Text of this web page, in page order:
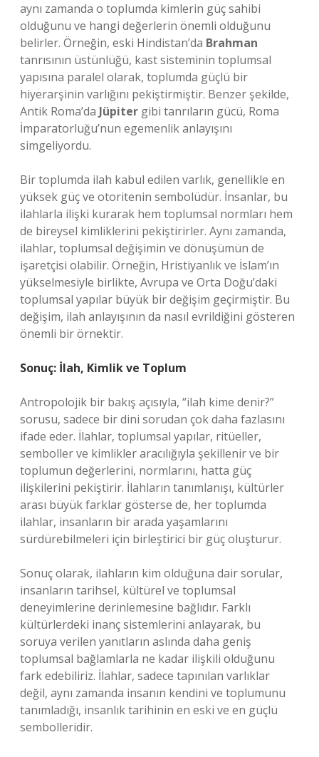
aynı zamanda o toplumda kimlerin güç sahibi
olduğunu ve hangi değerlerin önemli olduğunu
belirler. Örneğin, eski Hindistan’da Brahman
tanrısının üstünlüğü, kast sisteminin toplumsal
yapısına paralel olarak, toplumda güçlü bir
hiyerarşinin varlığını pekiştirmiştir. Benzer şekilde,
Antik Roma’da Jüpiter gibi tanrıların gücü, Roma
İmparatorluğu’nun egemenlik anlayışını
simgeliyordu.
Bir toplumda ilah kabul edilen varlık, genellikle en
yüksek güç ve otoritenin sembolüdür. İnsanlar, bu
ilahlarla ilişki kurarak hem toplumsal normları hem
de bireysel kimliklerini pekiştirirler. Aynı zamanda,
ilahlar, toplumsal değişimin ve dönüşümün de
işaretçisi olabilir. Örneğin, Hristiyanlık ve İslam’ın
yükselmesiyle birlikte, Avrupa ve Orta Doğu’daki
toplumsal yapılar büyük bir değişim geçirmiştir. Bu
değişim, ilah anlayışının da nasıl evrildiğini gösteren
önemli bir örnektir.
Sonuç: İlah, Kimlik ve Toplum
Antropolojik bir bakış açısıyla, “ilah kime denir?”
sorusu, sadece bir dini sorudan çok daha fazlasını
ifade eder. İlahlar, toplumsal yapılar, ritüeller,
semboller ve kimlikler aracılığıyla şekillenir ve bir
toplumun değerlerini, normlarını, hatta güç
ilişkilerini pekiştirir. İlahların tanımlanışı, kültürler
arası büyük farklar gösterse de, her toplumda
ilahlar, insanların bir arada yaşamlarını
sürdürebilmeleri için birleştirici bir güç oluşturur.
Sonuç olarak, ilahların kim olduğuna dair sorular,
insanların tarihsel, kültürel ve toplumsal
deneyimlerine derinlemesine bağlıdır. Farklı
kültürlerdeki inanç sistemlerini anlayarak, bu
soruya verilen yanıtların aslında daha geniş
toplumsal bağlamlarla ne kadar ilişkili olduğunu
fark edebiliriz. İlahlar, sadece tapınılan varlıklar
değil, aynı zamanda insanın kendini ve toplumunu
tanımladığı, insanlık tarihinin en eski ve en güçlü
sembolleridir.